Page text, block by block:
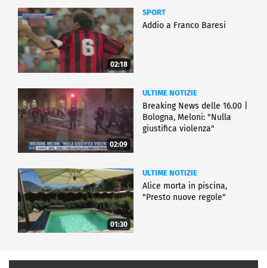
02:18
SPORT
Addio a Franco Baresi
02:09
ULTIME NOTIZIE
Breaking News delle 16.00 |
Bologna, Meloni: "Nulla
giustifica violenza"
01:30
ULTIME NOTIZIE
Alice morta in piscina,
"Presto nuove regole"